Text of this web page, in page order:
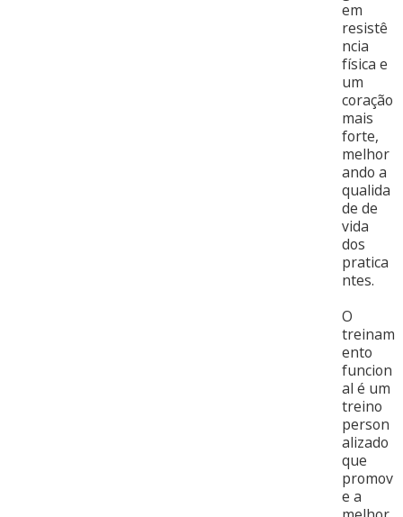
em
resistê
ncia
física e
um
coração
mais
forte,
melhor
ando a
qualida
de de
vida
dos
pratica
ntes.
O
treinam
ento
funcion
al é um
treino
person
alizado
que
promov
e a